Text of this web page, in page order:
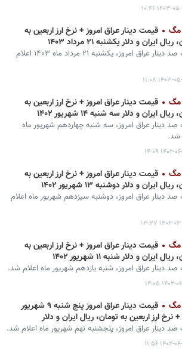
۰۵-۲۲ ۱۰:۴۶
مگ
قیمت دینار عراق امروز + نرخ ارز اربعین به
ایران و دلار یکشنبه ۲۱ مرداد ۱۴۰۳
قیمت صد دینار عراق امروز، یکشنبه ۲۱ مرداد ماه ۱۴۰۳ اعلام
۰۵-۲۱ ۱۱:۰۸
مگ
قیمت دینار عراق امروز + نرخ ارز اربعین به
ایران و دلار سه شنبه ۱۴ شهریور ۱۴۰۲
دینار عراق امروز، سه شنبه چهاردهم شهریور ماه
شد.
۰۶-۱۴ ۱۴:۰۹
مگ
قیمت دینار عراق امروز + نرخ ارز اربعین به
ایران و دلار دوشنبه ۱۳ شهریور ۱۴۰۲
دینار عراق امروز، دوشنبه سیزدهم شهریور ماه اعلام
۰۶-۱۳ ۱۳:۲۷
مگ
قیمت دینار عراق امروز + نرخ ارز اربعین به
ایران و دلار شنبه ۱۱ شهریور ۱۴۰۲
دینار عراق امروز، شنبه یازدهم شهریور ماه اعلام شد.
۰۶-۱۱ ۱۴:۰۵
مگ
قیمت دینار عراق امروز پنج شنبه ۹ شهریور
دینار عراق امروز، پنجشنبه نهم شهریور ماه اعلام شد.
۰۶-۰۹ ۱۱:۵۶